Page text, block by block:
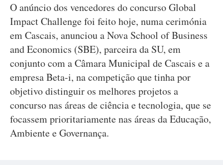
O anúncio dos vencedores do concurso Global
Impact Challenge foi feito hoje, numa cerimónia
em Cascais, anunciou a Nova School of Business
and Economics (SBE), parceira da SU, em
conjunto com a Câmara Municipal de Cascais e a
empresa Beta-i, na competição que tinha por
objetivo distinguir os melhores projetos a
concurso nas áreas de ciência e tecnologia, que se
focassem prioritariamente nas áreas da Educação,
Ambiente e Governança.